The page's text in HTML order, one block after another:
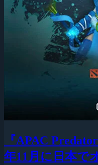
『APAC
年11月に日本で